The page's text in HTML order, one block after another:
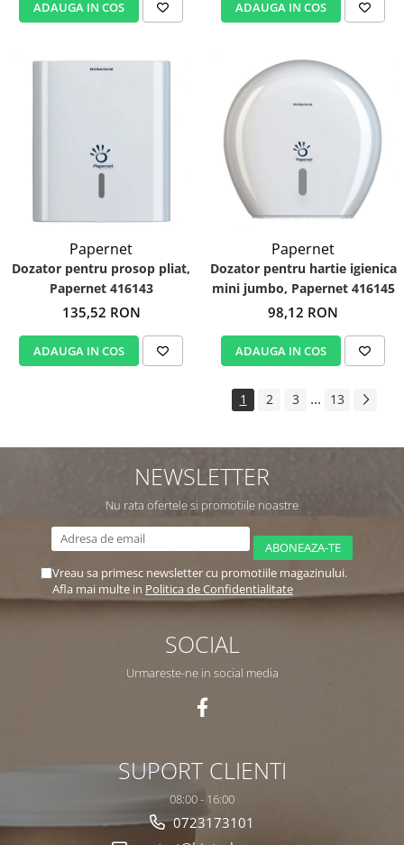
ADAUGA IN COS ADAUGA IN COS
Papernet
Dozator pentru prosop pliat,
Papernet 416143
135,52 RON
ADAUGA IN COS
Papernet
Dozator pentru hartie igienica
mini jumbo, Papernet 416145
98,12 RON
ADAUGA IN COS
1 2 3 ... 13
NEWSLETTER
Nu rata ofertele si promotiile noastre
Vreau sa primesc newsletter cu promotiile magazinului.
Afla mai multe in Politica de Confidentialitate
SOCIAL
Urmareste-ne in social media
SUPORT CLIENTI
08:00 - 16:00
0723173101